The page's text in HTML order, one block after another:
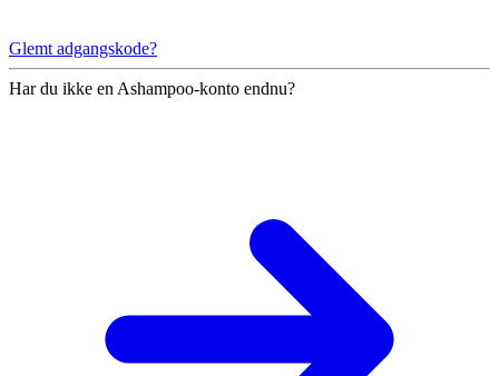
Glemt adgangskode?
Har du ikke en Ashampoo-konto endnu?